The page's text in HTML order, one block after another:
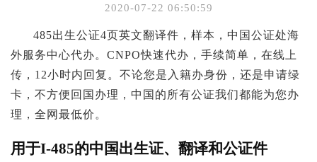
离婚的话 DS-3053 还需要另外一方签名吗？
@老陈有话说
港台身份办理国内的无犯罪公证书
2020-07-22 06:50:59
485出生公证4页英文翻译件，样本，中国公证处海
外服务中心代办。 CNPO快速代办，手续简单，在线上
传， 12小时内回复。不论您是入籍办身份，还是申请绿
卡，不方便回国办理，中国的所有公证我们都能为您办
理，全网最低价。
用于I-485的中国出生证、翻译和公证件